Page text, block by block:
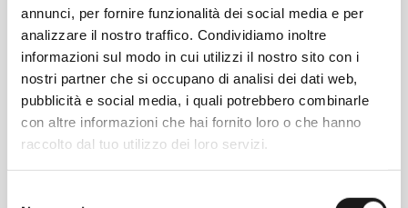
annunci, per fornire funzionalità dei social media e per
analizzare il nostro traffico. Condividiamo inoltre
informazioni sul modo in cui utilizzi il nostro sito con i
nostri partner che si occupano di analisi dei dati web,
pubblicità e social media, i quali potrebbero combinarle
con altre informazioni che hai fornito loro o che hanno
raccolto dal tuo utilizzo dei loro servizi.